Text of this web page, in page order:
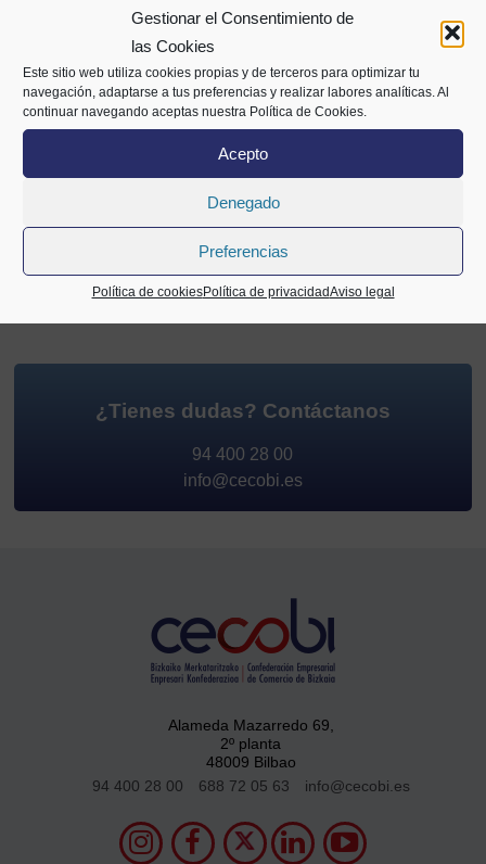
Gestionar el Consentimiento de
las Cookies
Este sitio web utiliza cookies propias y de terceros para optimizar tu
navegación, adaptarse a tus preferencias y realizar labores analíticas. Al
continuar navegando aceptas nuestra Política de Cookies.
Acepto
Denegado
Preferencias
Política de cookiesPolítica de privacidadAviso legal
IMPORTE SUBVENCION
PLAZOS
PRESENTACIÓN DE SOLICITUDES
Compartir
¿Tienes dudas? Contáctanos
94 400 28 00
info@cecobi.es
Alameda Mazarredo 69,
2º planta
48009 Bilbao
94 400 28 00
688 72 05 63 info@cecobi.es